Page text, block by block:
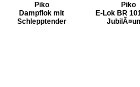
Piko
Dampflok mit
Schlepptender
Piko
E-Lok BR